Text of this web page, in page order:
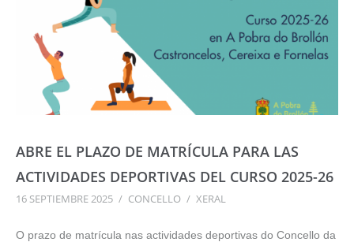
ABRE EL PLAZO DE MATRÍCULA PARA LAS
ACTIVIDADES DEPORTIVAS DEL CURSO 2025-26
16 SEPTIEMBRE 2025 / CONCELLO / XERAL
O prazo de matrícula nas actividades deportivas do Concello da